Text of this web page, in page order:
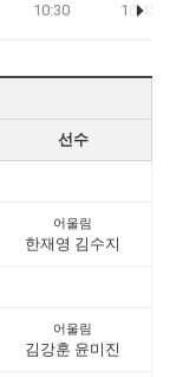
10:30 10:45
선수
어울림
한재영 김수지
어울림
김강훈 윤미진